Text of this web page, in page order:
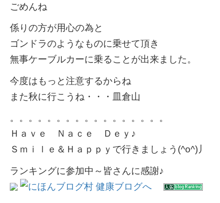
ごめんね
係りの方が用心の為と
ゴンドラのようなものに乗せて頂き
無事ケーブルカーに乗ることが出来ました。
今度はもっと注意するからね
また秋に行こうね・・・皿倉山
。。。。。。。。。。。。。。。。。
Ｈａｖｅ Ｎａｃｅ Ｄｅｙ♪
Ｓｍｉｌｅ＆Ｈａｐｐｙで行きましょう(^o^)丿
ランキングに参加中～皆さんに感謝♪